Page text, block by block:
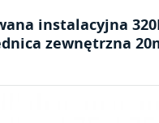
instalacyjna
zewnętrzna